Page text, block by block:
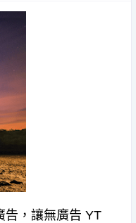
告，讓無廣告 YT